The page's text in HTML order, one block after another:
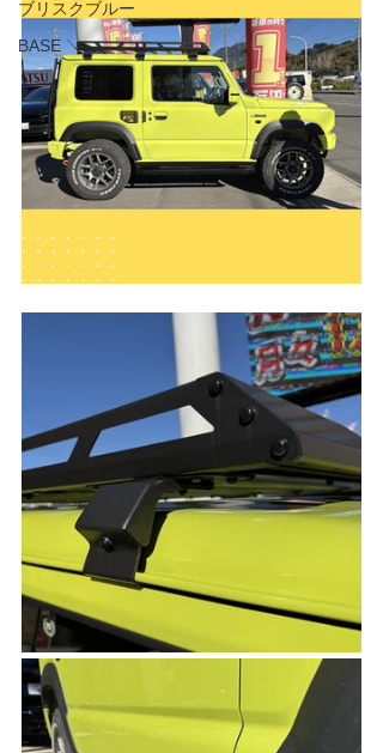
ブリスクブルー
BASE